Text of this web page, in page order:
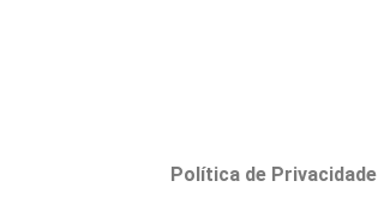
Política de Privacidade